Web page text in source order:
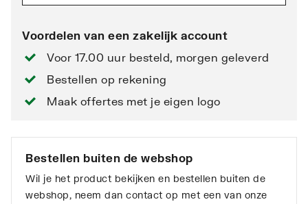
Voordelen van een zakelijk account
Voor 17.00 uur besteld, morgen geleverd
Bestellen op rekening
Maak offertes met je eigen logo
Bestellen buiten de webshop
Wil je het product bekijken en bestellen buiten de
webshop, neem dan contact op met een van onze